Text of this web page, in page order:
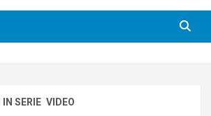
IN SERIE VIDEO